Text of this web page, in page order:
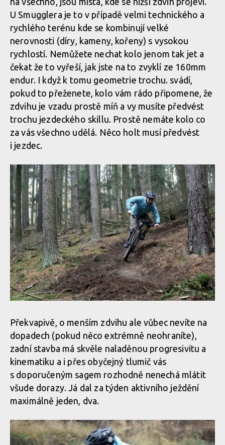
U Smugglera je to v případě velmi technického a
rychlého terénu kde se kombinují velké
nerovnosti (díry, kameny, kořeny) s vysokou
rychlostí. Nemůžete nechat kolo jenom tak jet a
čekat že to vyřeší, jak jste na to zvyklí ze 160mm
endur. I když k tomu geometrie trochu. svádí,
pokud to přeženete, kolo vám rádo připomene, že
zdvihu je vzadu prostě míň a vy musíte předvést
trochu jezdeckého skillu. Prostě nemáte kolo co
za vás všechno udělá. Něco holt musí předvést
i jezdec.
Překvapivě, o menším zdvihu ale vůbec nevíte na
dopadech (pokud něco extrémně neohraníte),
zadní stavba má skvěle naladěnou progresivitu a
kinematiku a i přes obyčejný tlumič vás
s doporučeným sagem rozhodně nenechá mlátit
všude dorazy. Já dal za týden aktivního ježdění
maximálně jeden, dva.